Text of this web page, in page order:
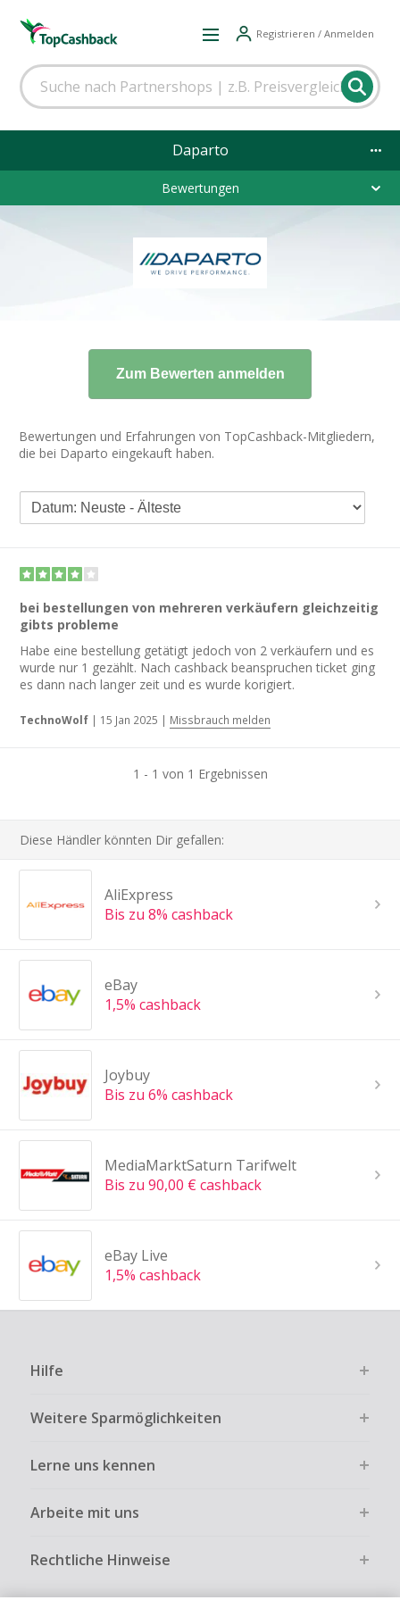
Registrieren / Anmelden
Daparto
Bewertungen
Bewertungen und Erfahrungen von TopCashback-Mitgliedern,
die bei Daparto eingekauft haben.
bei bestellungen von mehreren verkäufern gleichzeitig
gibts probleme
Habe eine bestellung getätigt jedoch von 2 verkäufern und es
wurde nur 1 gezählt. Nach cashback beanspruchen ticket ging
es dann nach langer zeit und es wurde korigiert.
TechnoWolf | 15 Jan 2025 | Missbrauch melden
1 - 1 von 1 Ergebnissen
Diese Händler könnten Dir gefallen:
AliExpress
Bis zu 8% cashback
eBay
1,5% cashback
Joybuy
Bis zu 6% cashback
MediaMarktSaturn Tarifwelt
Bis zu 90,00 € cashback
eBay Live
1,5% cashback
Hilfe
Weitere Sparmöglichkeiten
Lerne uns kennen
Arbeite mit uns
Rechtliche Hinweise